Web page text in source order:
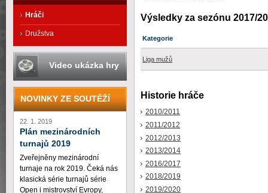
Výsledky za sezónu 2017/
Kategorie
Liga mužů
Historie hráče
2010/2011
2011/2012
2012/2013
2013/2014
2016/2017
2018/2019
2019/2020
Hráči
Družstva
Video ukázka hry
NOVINKY ZE SOUTĚŽÍ
22. 1. 2019
Plán mezinárodních
turnajů 2019
Zveřejněny mezinárodní
turnaje na rok 2019. Čeká nás
klasická série turnajů série
Open i mistrovství Evropy,